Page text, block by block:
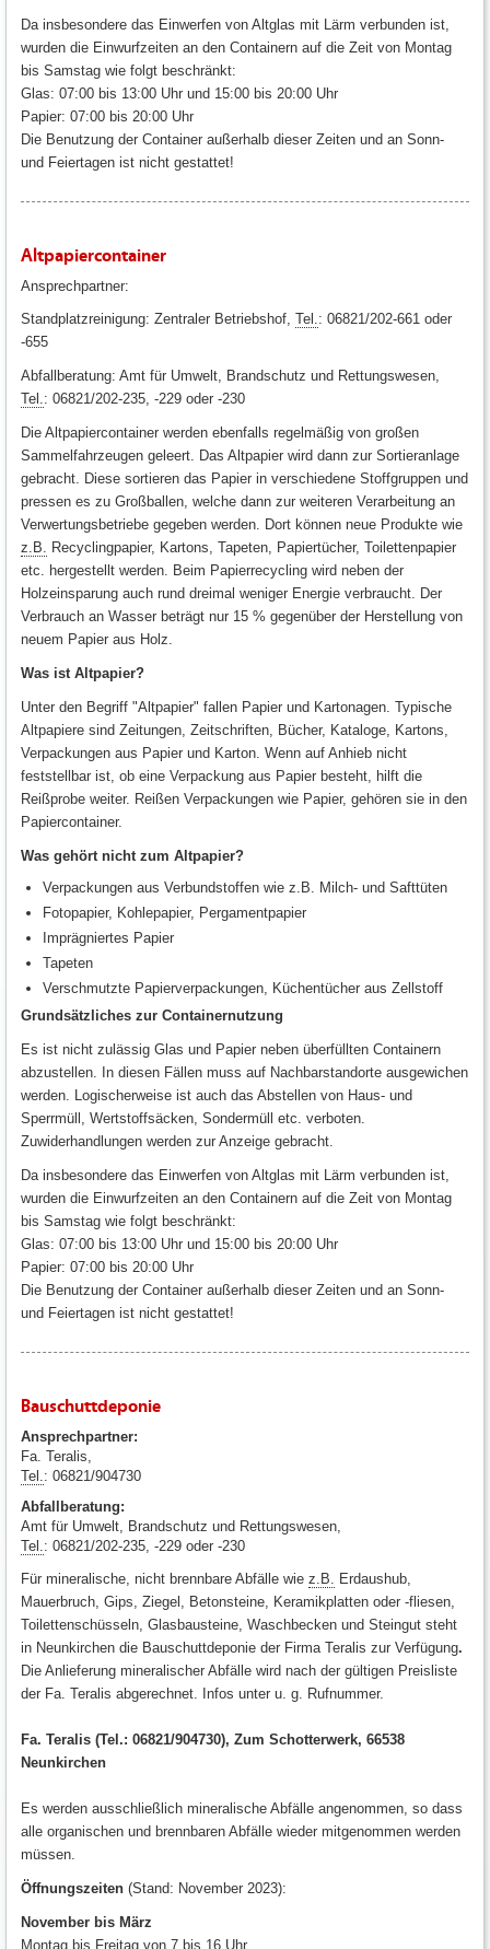
Da insbesondere das Einwerfen von Altglas mit Lärm verbunden ist,
wurden die Einwurfzeiten an den Containern auf die Zeit von Montag
bis Samstag wie folgt beschränkt:
Glas: 07:00 bis 13:00 Uhr und 15:00 bis 20:00 Uhr
Papier: 07:00 bis 20:00 Uhr
Die Benutzung der Container außerhalb dieser Zeiten und an Sonn-
und Feiertagen ist nicht gestattet!
Altpapiercontainer
Ansprechpartner:
Standplatzreinigung: Zentraler Betriebshof, Tel. : 06821/202-661 oder
-655
Abfallberatung: Amt für Umwelt, Brandschutz und Rettungswesen,
Tel. : 06821/202-235, -229 oder -230
Die Altpapiercontainer werden ebenfalls regelmäßig von großen
Sammelfahrzeugen geleert. Das Altpapier wird dann zur Sortieranlage
gebracht. Diese sortieren das Papier in verschiedene Stoffgruppen und
pressen es zu Großballen, welche dann zur weiteren Verarbeitung an
Verwertungsbetriebe gegeben werden. Dort können neue Produkte wie
z.B.
Recyclingpapier, Kartons, Tapeten, Papiertücher, Toilettenpapier
etc. hergestellt werden. Beim Papierrecycling wird neben der
Holzeinsparung auch rund dreimal weniger Energie verbraucht. Der
Verbrauch an Wasser beträgt nur 15 % gegenüber der Herstellung von
neuem Papier aus Holz.
Was ist Altpapier?
Unter den Begriff "Altpapier" fallen Papier und Kartonagen. Typische
Altpapiere sind Zeitungen, Zeitschriften, Bücher, Kataloge, Kartons,
Verpackungen aus Papier und Karton. Wenn auf Anhieb nicht
feststellbar ist, ob eine Verpackung aus Papier besteht, hilft die
Reißprobe weiter. Reißen Verpackungen wie Papier, gehören sie in den
Papiercontainer.
Was gehört nicht zum Altpapier?
Verpackungen aus Verbundstoffen wie z.B. Milch- und Safttüten
Fotopapier, Kohlepapier, Pergamentpapier
Imprägniertes Papier
Tapeten
Verschmutzte Papierverpackungen, Küchentücher aus Zellstoff
Grundsätzliches zur Containernutzung
Es ist nicht zulässig Glas und Papier neben überfüllten Containern
abzustellen. In diesen Fällen muss auf Nachbarstandorte ausgewichen
werden. Logischerweise ist auch das Abstellen von Haus- und
Sperrmüll, Wertstoffsäcken, Sondermüll etc. verboten.
Zuwiderhandlungen werden zur Anzeige gebracht.
Da insbesondere das Einwerfen von Altglas mit Lärm verbunden ist,
wurden die Einwurfzeiten an den Containern auf die Zeit von Montag
bis Samstag wie folgt beschränkt:
Glas: 07:00 bis 13:00 Uhr und 15:00 bis 20:00 Uhr
Papier: 07:00 bis 20:00 Uhr
Die Benutzung der Container außerhalb dieser Zeiten und an Sonn-
und Feiertagen ist nicht gestattet!
Bauschuttdeponie
Ansprechpartner:
Fa. Teralis,
Tel. : 06821/904730
Abfallberatung:
Amt für Umwelt, Brandschutz und Rettungswesen,
Tel. : 06821/202-235, -229 oder -230
Für mineralische, nicht brennbare Abfälle wie z.B.
Erdaushub,
Mauerbruch, Gips, Ziegel, Betonsteine, Keramikplatten oder -fliesen,
Toilettenschüsseln, Glasbausteine, Waschbecken und Steingut steht
in Neunkirchen die Bauschuttdeponie der Firma Teralis zur Verfügung.
Die Anlieferung mineralischer Abfälle wird nach der gültigen Preisliste
der Fa. Teralis abgerechnet. Infos unter u. g. Rufnummer.
Fa. Teralis (Tel.: 06821/904730), Zum Schotterwerk, 66538
Neunkirchen
Es werden ausschließlich mineralische Abfälle angenommen, so dass
alle organischen und brennbaren Abfälle wieder mitgenommen werden
müssen.
Öffnungszeiten (Stand: November 2023):
November bis März
Montag bis Freitag von 7 bis 16 Uhr